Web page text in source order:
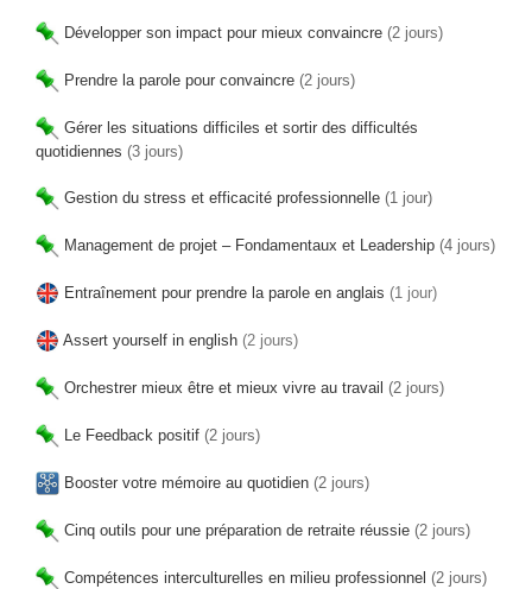
Développer son impact pour mieux convaincre (2 jours)
Prendre la parole pour convaincre (2 jours)
Gérer les situations difficiles et sortir des difficultés
quotidiennes (3 jours)
Gestion du stress et efficacité professionnelle (1 jour)
Management de projet – Fondamentaux et Leadership (4 jours)
Entraînement pour prendre la parole en anglais (1 jour)
Assert yourself in english (2 jours)
Orchestrer mieux être et mieux vivre au travail (2 jours)
Le Feedback positif (2 jours)
Booster votre mémoire au quotidien (2 jours)
Cinq outils pour une préparation de retraite réussie (2 jours)
Compétences interculturelles en milieu professionnel (2 jours)